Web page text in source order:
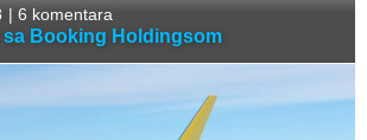
| 6 komentara
sa Booking Holdingsom